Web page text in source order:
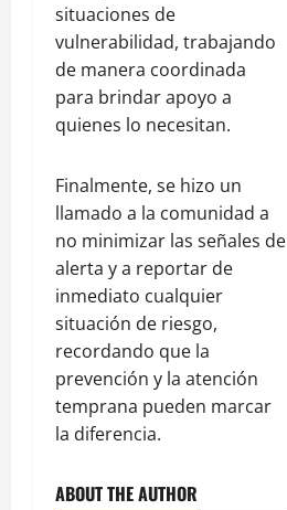
situaciones de
vulnerabilidad, trabajando
de manera coordinada
para brindar apoyo a
quienes lo necesitan.
Finalmente, se hizo un
llamado a la comunidad a
no minimizar las señales de
alerta y a reportar de
inmediato cualquier
situación de riesgo,
recordando que la
prevención y la atención
temprana pueden marcar
la diferencia.
ABOUT THE AUTHOR